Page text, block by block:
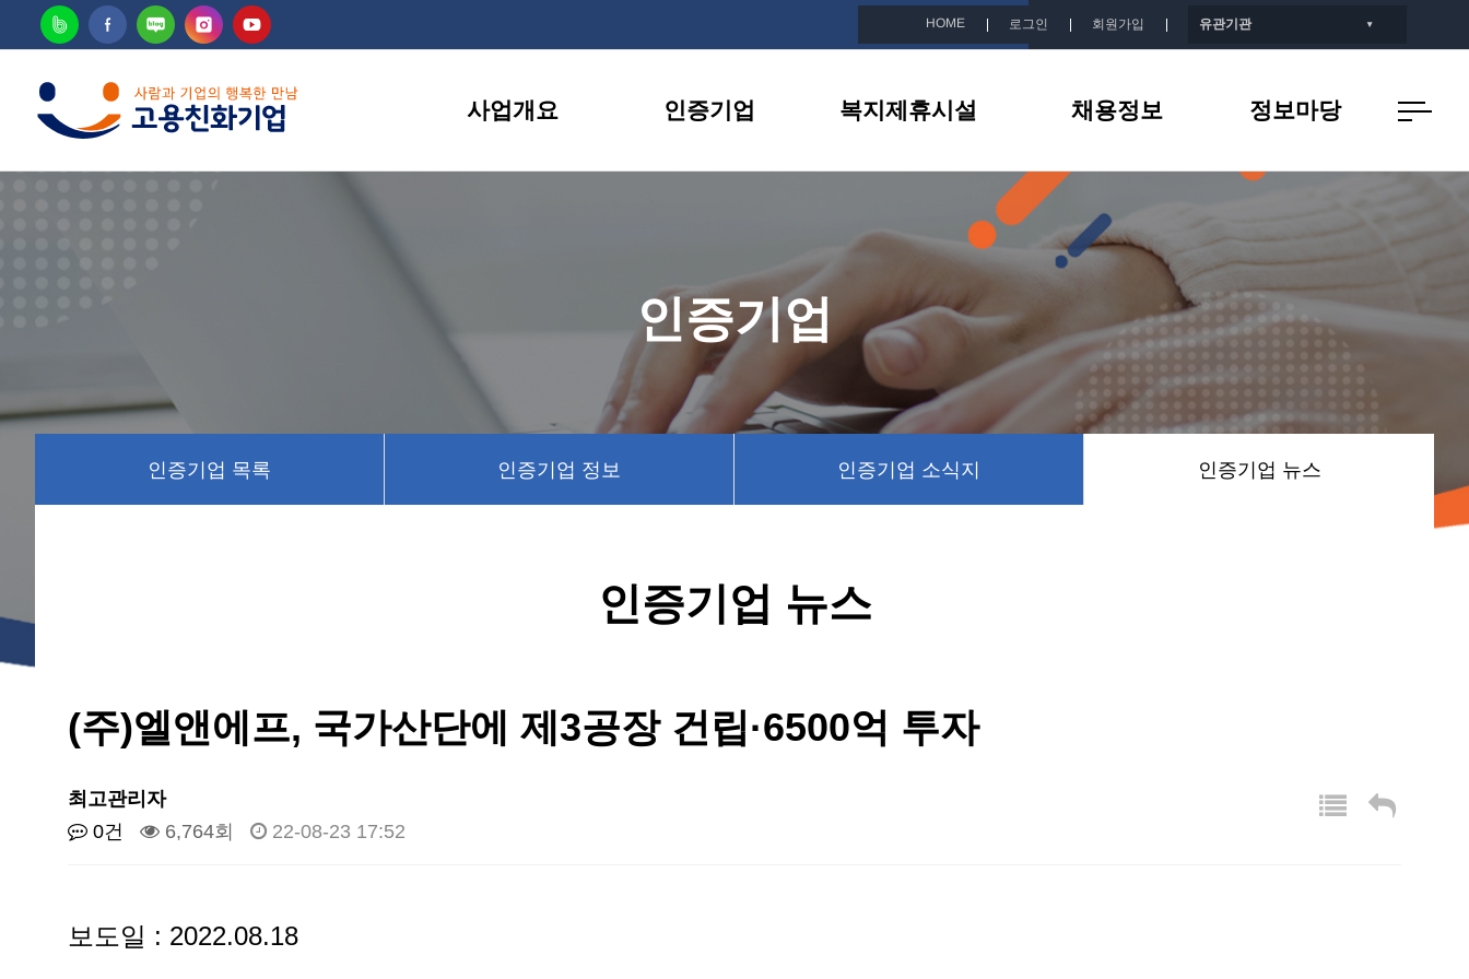
유관기관 ▼
회원가입
로그인
HOME
사업개요
고용친화기업이란
인증기업
인증기업 목록
인증기업 소식지
인증기업 뉴스
복지제휴시설
복지제휴시설 소개
제휴시설 이벤트
채용정보
인증기업 채용정보
정보마당
공지사항
인증기업
인증기업 목록 인증기업 정보 인증기업 소식지 인증기업 뉴스
인증기업 뉴스
(주)엘앤에프, 국가산단에 제3공장 건립·6500억 투자
최고관리자
0건
6,764회 22-08-23 17:52
보도일 : 2022.08.18